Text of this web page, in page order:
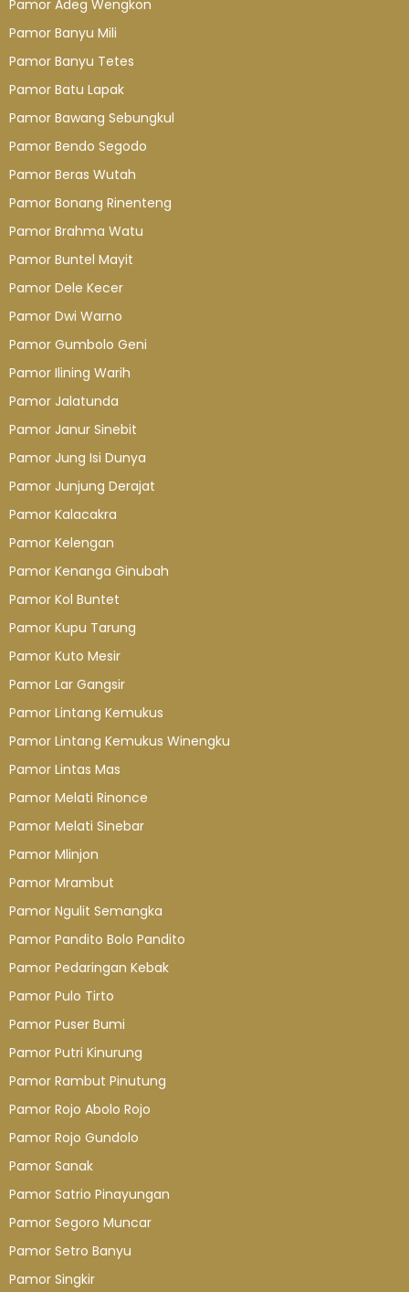
Pamor Adeg Wengkon
Pamor Banyu Mili
Pamor Banyu Tetes
Pamor Batu Lapak
Pamor Bawang Sebungkul
Pamor Bendo Segodo
Pamor Beras Wutah
Pamor Bonang Rinenteng
Pamor Brahma Watu
Pamor Buntel Mayit
Pamor Dele Kecer
Pamor Dwi Warno
Pamor Gumbolo Geni
Pamor Ilining Warih
Pamor Jalatunda
Pamor Janur Sinebit
Pamor Jung Isi Dunya
Pamor Junjung Derajat
Pamor Kalacakra
Pamor Kelengan
Pamor Kenanga Ginubah
Pamor Kol Buntet
Pamor Kupu Tarung
Pamor Kuto Mesir
Pamor Lar Gangsir
Pamor Lintang Kemukus
Pamor Lintang Kemukus Winengku
Pamor Lintas Mas
Pamor Melati Rinonce
Pamor Melati Sinebar
Pamor Mlinjon
Pamor Mrambut
Pamor Ngulit Semangka
Pamor Pandito Bolo Pandito
Pamor Pedaringan Kebak
Pamor Pulo Tirto
Pamor Puser Bumi
Pamor Putri Kinurung
Pamor Rambut Pinutung
Pamor Rojo Abolo Rojo
Pamor Rojo Gundolo
Pamor Sanak
Pamor Satrio Pinayungan
Pamor Segoro Muncar
Pamor Setro Banyu
Pamor Singkir